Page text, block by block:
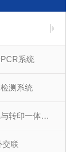
系统
测系统
蛋白凝胶染色与转印一体化系统
交联